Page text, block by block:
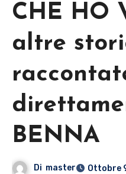
CHE HO
altre
BENNA
Di master
Ottobre